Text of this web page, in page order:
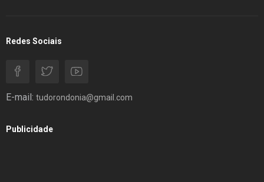
Redes Sociais
E-mail: tudorondonia@gmail.com
Publicidade